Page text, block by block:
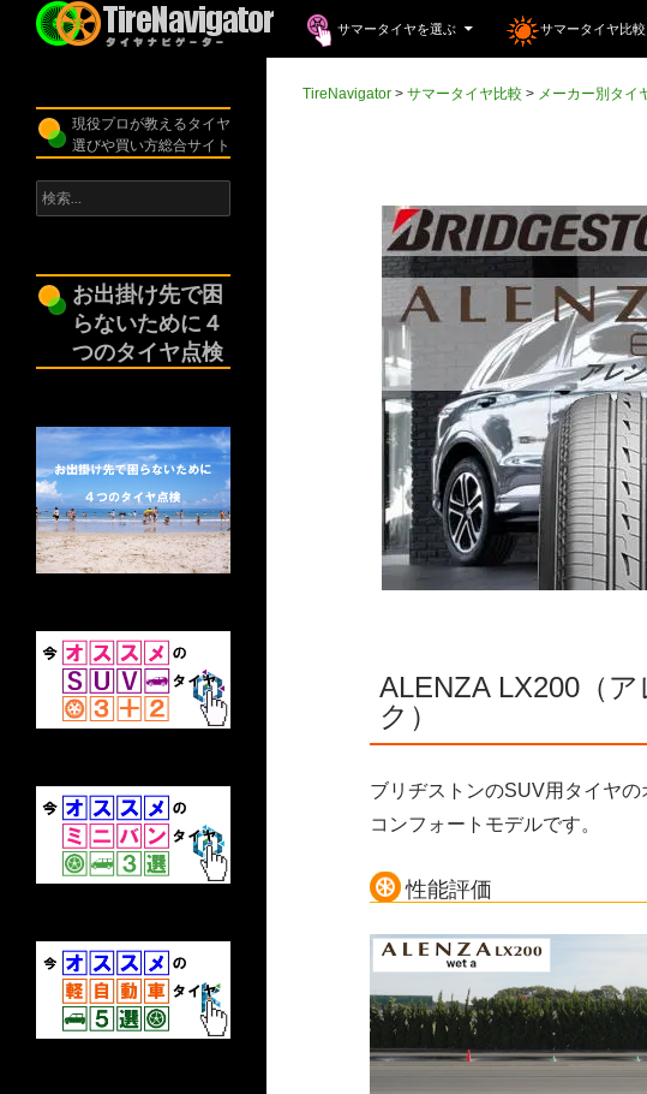
サマータイヤを選ぶ
サマータイヤ比較
TireNavigator > サマータイヤ比較 > メーカー別タイ
ALENZA LX200（
ク）
ブリヂストンのSUV用タイヤ
コンフォートモデルです。
性能評価
現役プロが教えるタイヤ
選びや買い方総合サイト
検
索:
お出掛け先で困
らないために４
つのタイヤ点検